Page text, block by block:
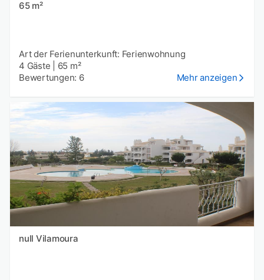
65 m²
Art der Ferienunterkunft: Ferienwohnung
4 Gäste
65 m²
Bewertungen: 6
Mehr anzeigen
null Vilamoura